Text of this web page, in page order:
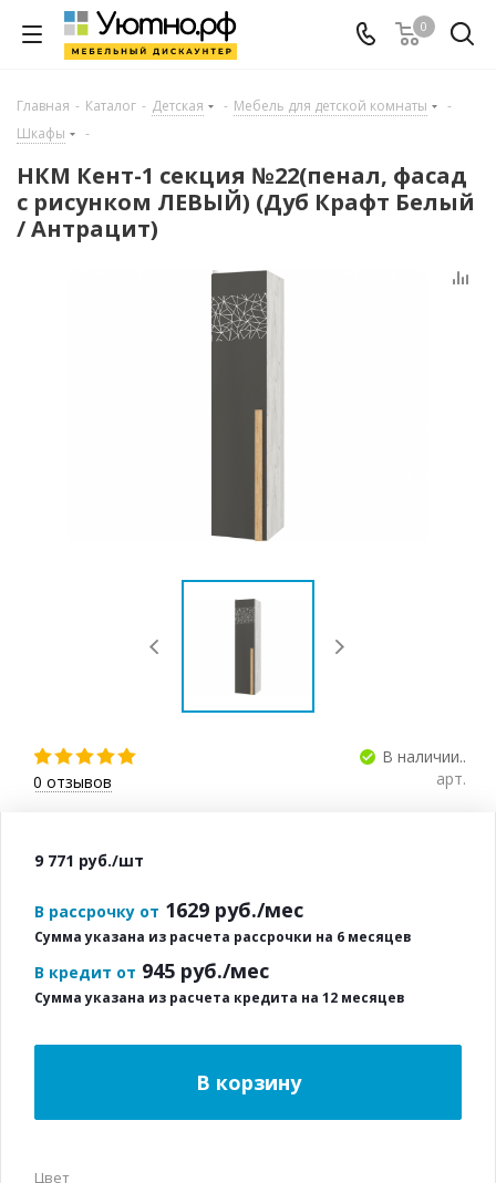
0
Главная - Каталог - Детская - Мебель для детской комнаты
-
Шкафы
-
НКМ Кент-1 секция №22(пенал, фасад
с рисунком ЛЕВЫЙ) (Дуб Крафт Белый
/ Антрацит)
0 отзывов
В наличии..
арт.
9 771 руб./шт
В рассрочку от 1629 руб./мес
Сумма указана из расчета рассрочки на 6 месяцев
В кредит от 945 руб./мес
Сумма указана из расчета кредита на 12 месяцев
Цвет
В корзину